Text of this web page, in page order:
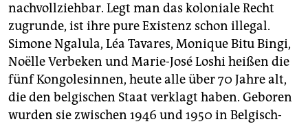
nachvollziehbar. Legt man das koloniale Recht
zugrunde, ist ihre pure Existenz schon illegal.
Simone Ngalula, Léa Tavares, Monique Bitu Bingi,
Noëlle Verbeken und Marie-José Loshi heißen die
fünf Kongolesinnen, heute alle über 70 Jahre alt,
die den belgischen Staat verklagt haben. Geboren
wurden sie zwischen 1946 und 1950 in Belgisch-